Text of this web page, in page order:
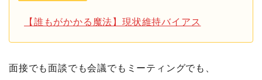
【誰もがかかる魔法】現状維持バイアス
面接でも面談でも会議でもミーティングでも、